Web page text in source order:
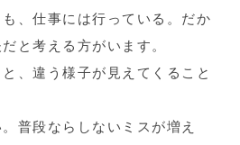
、仕事には行っている。だか
と考える方がいます。
、違う様子が見えてくること
普段ならしないミスが増え